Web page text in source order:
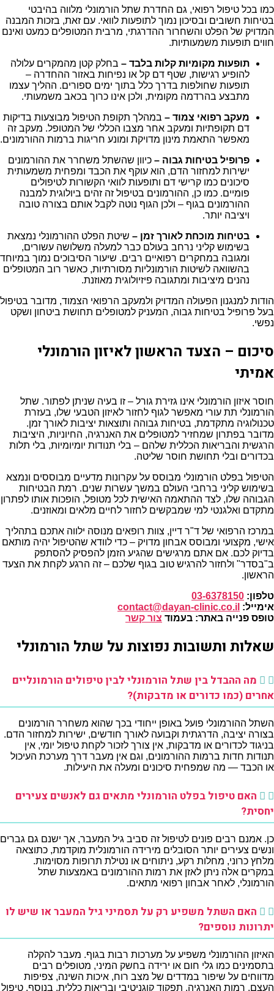
כמו בכל טיפול רפואי, גם החדרת שתל הורמונלי מלווה בהיבטי
בטיחות חשובים ובסיכון נמוך לתופעות לוואי. עם זאת, בזכות המבנה
המדויק של הפלט והשחרור ההדרגתי, מרבית המטופלים כמעט ואינם
חווים תופעות משמעותיות.
תופעות מקומיות קלות בלבד – בחלק קטן מהמקרים עלולה
להופיע רגישות, שטף דם קל או נפיחות באזור ההחדרה –
תופעות שחולפות בדרך כלל בתוך ימים ספורים. ההליך עצמו
מתבצע בהרדמה מקומית, ולכן אינו כרוך בכאב משמעותי.
מעקב רפואי צמוד – במהלך תקופת הטיפול מבוצעות בדיקות
דם תקופתיות ומעקב אחר מצבו הכללי של המטופל. מעקב זה
מאפשר התאמת מינון מדויקת ומונע חריגות ברמות ההורמונים.
פרופיל בטיחות גבוה – כיוון שהשתל משחרר את ההורמונים
ישירות למחזור הדם, הוא עוקף את הכבד ומפחית משמעותית
סיכונים כמו קרישי דם ותופעות לוואי הקשורות לטיפולים
פומיים. כמו כן, ההורמונים בטיפול זה זהים ביולוגית למבנה
ההורמונים בגוף – ולכן הגוף נוטה לקבל אותם בצורה טובה
ויציבה יותר.
בטיחות מוכחת לאורך זמן – שיטת הפלט ההורמונלי נמצאת
בשימוש קליני נרחב בעולם כבר למעלה משלושה עשורים,
ומגובה במחקרים רפואיים רבים. שיעור הסיבוכים נמוך במיוחד
בהשוואה לשיטות הורמונליות מסורתיות, כאשר רוב המטופלים
נהנים מיציבות ומתגובה פיזיולוגית מאוזנת.
הודות למנגנון הפעולה המדויק ולמעקב הרפואי הצמוד, מדובר בטיפול
בעל פרופיל בטיחות גבוה, המעניק למטופלים תחושת ביטחון ושקט
נפשי.
סיכום – הצעד הראשון לאיזון הורמונלי
אמיתי
חוסר איזון הורמונלי אינו גזירת גורל – זו בעיה שניתן לפתור. שתל
הורמונלי תת עורי מאפשר לגוף לחזור לאיזון הטבעי שלו, בעזרת
טכנולוגיה מתקדמת, בטיחות גבוהה ותוצאות יציבות לאורך זמן.
מדובר בפתרון שמחזיר למטופלים את האנרגיה, החיוניות, היציבות
הרגשית והבריאות הכללית שלהם – בלי תנודות יומיומיות, בלי תלות
בכדורים ובלי תחושת חוסר שליטה.
הטיפול בפלט הורמונלי מבוסס על עקרונות מדעיים מבוססים ונמצא
בשימוש קליני ברחבי העולם במשך עשרות שנים. רמת הבטיחות
הגבוהה שלו, לצד ההתאמה האישית לכל מטופל, הופכות אותו לפתרון
מתקדם ואלגנטי למי שמבקשים לחזור לחיים מלאים ומאוזנים.
במרכז הרפואי של ד"ר דיין, צוות רופאים מנוסה ילווה אתכם בתהליך
אישי, מקצועי ומבוסס אבחון מדויק – כדי לוודא שהטיפול יהיה מותאם
בדיוק לכם. אם אתם מרגישים שהגיע הזמן להפסיק להסתפק
ב"בסדר" ולחזור להרגיש טוב בגוף שלכם – זה הרגע לקחת את הצעד
הראשון.
טלפון: 03-6378150
אימייל: contact@dayan-clinic.co.il
טופס פנייה באתר: בעמוד צור קשר
שאלות ותשובות נפוצות על שתל הורמונלי
מה ההבדל בין שתל הורמונלי לבין טיפולים הורמונליים
אחרים (כמו כדורים או מדבקות)?
השתל ההורמונלי פועל באופן ייחודי בכך שהוא משחרר הורמונים
בצורה יציבה, הדרגתית וקבועה לאורך חודשים, ישירות למחזור הדם.
בניגוד לכדורים או מדבקות, אין צורך לזכור לקחת טיפול יומי, אין
תנודות חדות ברמות ההורמונים, וגם אין מעבר דרך מערכת העיכול
או הכבד — מה שמפחית סיכונים ומעלה את היעילות.
האם טיפול בפלט הורמונלי מתאים גם לאנשים צעירים
יחסית?
כן. אמנם רבים פונים לטיפול זה סביב גיל המעבר, אך ישנם גם גברים
ונשים צעירים יותר הסובלים מירידה הורמונלית מוקדמת, כתוצאה
מלחץ כרוני, מחלות רקע, ניתוחים או נטילת תרופות מסוימות.
במקרים אלה ניתן לאזן את רמות ההורמונים באמצעות שתל
הורמונלי, לאחר אבחון רפואי מתאים.
האם השתל משפיע רק על תסמיני גיל המעבר או שיש לו
יתרונות נוספים?
האיזון ההורמונלי משפיע על מערכות רבות בגוף. מעבר להקלה
בתסמינים כמו גלי חום או ירידה בחשק המיני, מטופלים רבים
מדווחים על שיפור במדדים של מצב רוח, איכות השינה, צפיפות
העצם, רמות האנרגיה, תפקוד קוגניטיבי ובריאות כללית. בנוסף, טיפול